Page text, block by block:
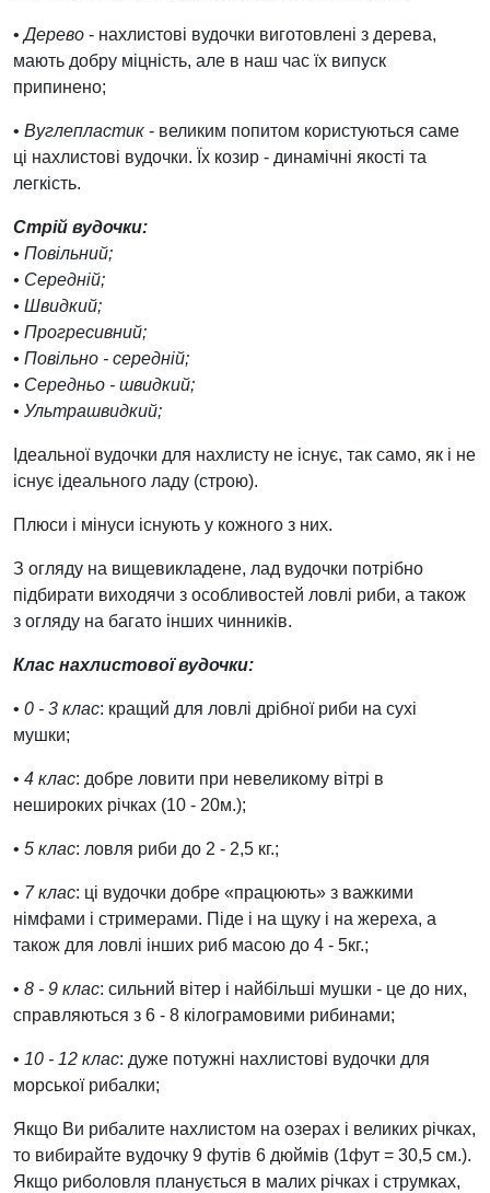
•Дерево - нахлистові вудочки виготовлені з дерева,
мають добру міцність, але в наш час їх випуск
припинено;
• Вуглепластик - великим попитом користуються саме
ці нахлистові вудочки. Їх козир - динамічні якості та
легкість.
Стрій вудочки:
• Повільний;
• Середній;
• Швидкий;
• Прогресивний;
• Повільно - середній;
• Середньо - швидкий;
• Ультрашвидкий;
Ідеальної вудочки для нахлисту не існує, так само, як і не
існує ідеального ладу (строю).
Плюси і мінуси існують у кожного з них.
З огляду на вищевикладене, лад вудочки потрібно
підбирати виходячи з особливостей ловлі риби, а також
з огляду на багато інших чинників.
Клас нахлистової вудочки:
• 0 - 3 клас: кращий для ловлі дрібної риби на сухі
мушки;
• 4 клас: добре ловити при невеликому вітрі в
нешироких річках (10 - 20м.);
• 5 клас: ловля риби до 2 - 2,5 кг.;
• 7 клас: ці вудочки добре «працюють» з важкими
німфами і стримерами. Піде і на щуку і на жереха, а
також для ловлі інших риб масою до 4 - 5кг.;
• 8 - 9 клас: сильний вітер і найбільші мушки - це до них,
справляються з 6 - 8 кілограмовими рибинами;
• 10 - 12 клас: дуже потужні нахлистові вудочки для
морської рибалки;
Якщо Ви рибалите нахлистом на озерах і великих річках,
то вибирайте вудочку 9 футів 6 дюймів (1фут = 30,5 см.).
Якщо риболовля планується в малих річках і струмках,